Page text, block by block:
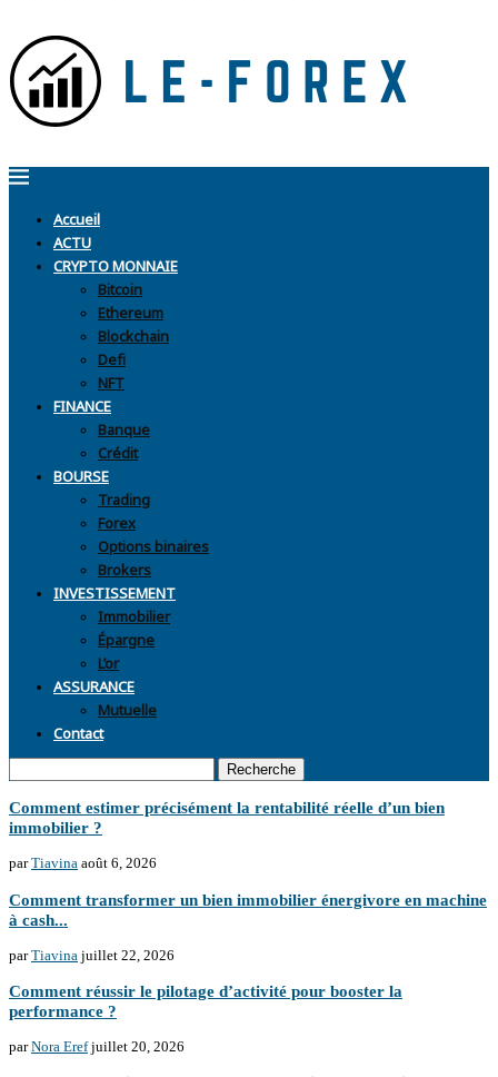
Accueil
ACTU
CRYPTO MONNAIE
Bitcoin
Ethereum
Blockchain
Defi
NFT
FINANCE
Banque
Crédit
BOURSE
Trading
Forex
Options binaires
Brokers
INVESTISSEMENT
Immobilier
Épargne
L’or
ASSURANCE
Mutuelle
Contact
Recherche
Comment estimer précisément la rentabilité réelle d’un bien
immobilier ?
parTiavina août 6, 2026
Comment transformer un bien immobilier énergivore en machine
à cash...
parTiavina juillet 22, 2026
Comment réussir le pilotage d’activité pour booster la
performance ?
parNora Eref juillet 20, 2026